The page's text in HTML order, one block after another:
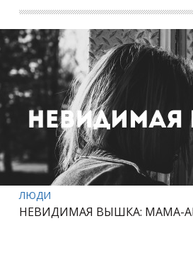
ЛЮДИ
НЕВИДИМАЯ ВЫШКА: МАМА-